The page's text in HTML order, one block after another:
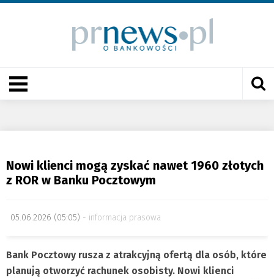
Nowi klienci mogą zyskać nawet 1960 złotych
z ROR w Banku Pocztowym
05.06.2026 (05:05) informacja prasowa
Bank Pocztowy rusza z atrakcyjną ofertą dla osób, które
planują otworzyć rachunek osobisty. Nowi klienci